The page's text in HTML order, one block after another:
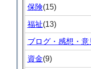
保険(15)
福祉(13)
ブログ・感想・
資金(9)